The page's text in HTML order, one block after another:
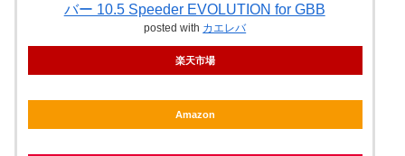
バー 10.5 Speeder EVOLUTION for GBB
posted with カエレバ
楽天市場
Amazon